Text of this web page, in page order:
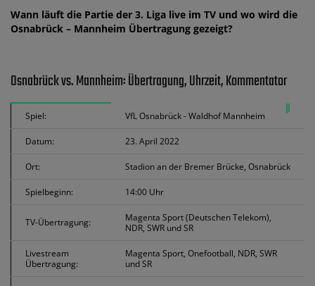
Wann läuft die Partie der 3. Liga live im TV und wo wird die
Osnabrück – Mannheim Übertragung gezeigt?
Osnabrück vs. Mannheim: Übertragung, Uhrzeit, Kommentator
Spiel: VfL Osnabrück - Waldhof Mannheim
Datum: 23. April 2022
Ort: Stadion an der Bremer Brücke, Osnabrück
Spielbeginn: 14:00 Uhr
TV-Übertragung:
Magenta Sport (Deutschen Telekom),
NDR, SWR und SR
Livestream
Übertragung:
Magenta Sport, Onefootball, NDR, SWR
und SR